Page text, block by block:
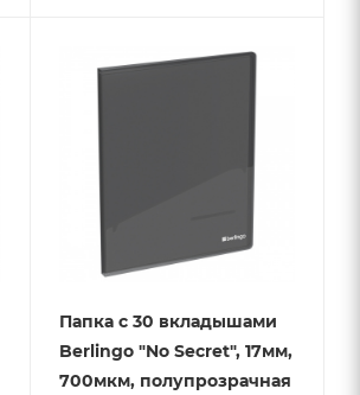
Папка с 30 вкладышами
Berlingo "No Secret", 17мм,
700мкм, полупрозрачная